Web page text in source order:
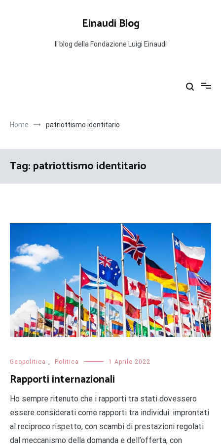
Einaudi Blog
Il blog della Fondazione Luigi Einaudi
Home patriottismo identitario
Tag:patriottismo identitario
Geopolitica Politica 1 Aprile 2022
Rapporti internazionali
Ho sempre ritenuto che i rapporti tra stati dovessero
essere considerati come rapporti tra individui: improntati
al reciproco rispetto, con scambi di prestazioni regolati
dal meccanismo della domanda e dell’offerta, con